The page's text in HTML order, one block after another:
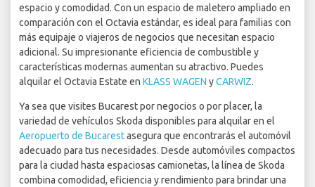
espacio y comodidad. Con un espacio de maletero ampliado en
comparación con el Octavia estándar, es ideal para familias con
más equipaje o viajeros de negocios que necesitan espacio
adicional. Su impresionante eficiencia de combustible y
características modernas aumentan su atractivo. Puedes
alquilar el Octavia Estate en KLASS WAGEN yCARWIZ.
Ya sea que visites Bucarest por negocios o por placer, la
variedad de vehículos Skoda disponibles para alquilar en el
Aeropuerto de Bucarestasegura que encontrarás el automóvil
adecuado para tus necesidades. Desde automóviles compactos
para la ciudad hasta espaciosas camionetas, la línea de Skoda
combina comodidad, eficiencia y rendimiento para brindar una